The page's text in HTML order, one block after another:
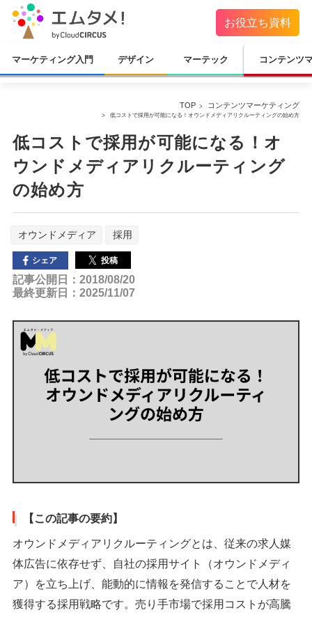
お役立ち資料
マーケティング入門 デザイン マーテック コンテンツ
TOP コンテンツマーケティング
低コストで採用が可能になる！オウンドメディアリクルーティングの始め方
低コストで採用が可能になる！オ
ウンドメディアリクルーティング
の始め方
オウンドメディア 採用
シェア 投稿
記事公開日：2018/08/20
最終更新日：2025/11/07
【この記事の要約】
オウンドメディアリクルーティングとは、従来の求人媒
体広告に依存せず、自社の採用サイト（オウンドメディ
ア）を立ち上げ、能動的に情報を発信することで人材を
獲得する採用戦略です。売り手市場で採用コストが高騰